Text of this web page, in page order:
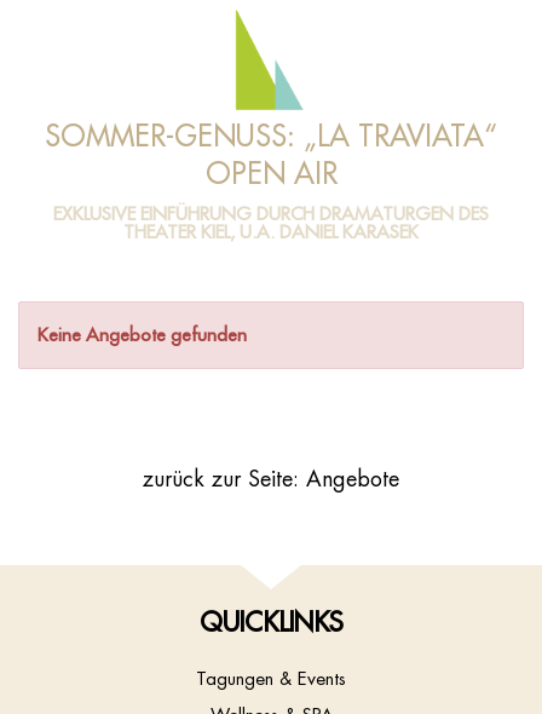
SOMMER-GENUSS: „LA TRAVIATA“
OPEN AIR
EXKLUSIVE EINFÜHRUNG DURCH DRAMATURGEN DES
THEATER KIEL, U.A. DANIEL KARASEK
Keine Angebote gefunden
zurück zur Seite: Angebote
QUICKLINKS
Tagungen & Events